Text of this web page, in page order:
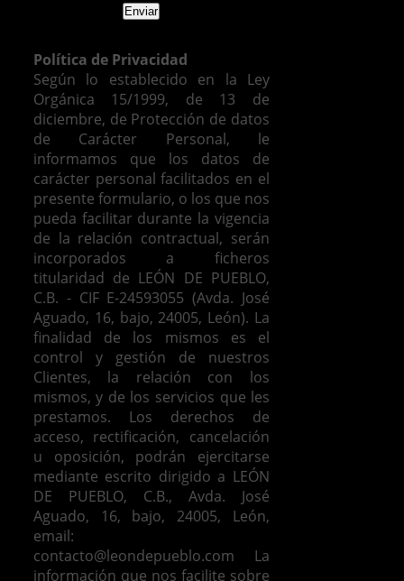
Política de Privacidad
Según lo establecido en la Ley
Orgánica 15/1999, de 13 de
diciembre, de Protección de datos
de Carácter Personal, le
informamos que los datos de
carácter personal facilitados en el
presente formulario, o los que nos
pueda facilitar durante la vigencia
de la relación contractual, serán
incorporados a ficheros
titularidad de LEÓN DE PUEBLO,
C.B. - CIF E-24593055 (Avda. José
Aguado, 16, bajo, 24005, León). La
finalidad de los mismos es el
control y gestión de nuestros
Clientes, la relación con los
mismos, y de los servicios que les
prestamos.
Los derechos de
acceso, rectificación, cancelación
u oposición, podrán ejercitarse
mediante escrito dirigido a LEÓN
DE PUEBLO, C.B., Avda. José
Aguado, 16, bajo, 24005, León,
email:
contacto@leondepueblo.com
La
información que nos facilite sobre